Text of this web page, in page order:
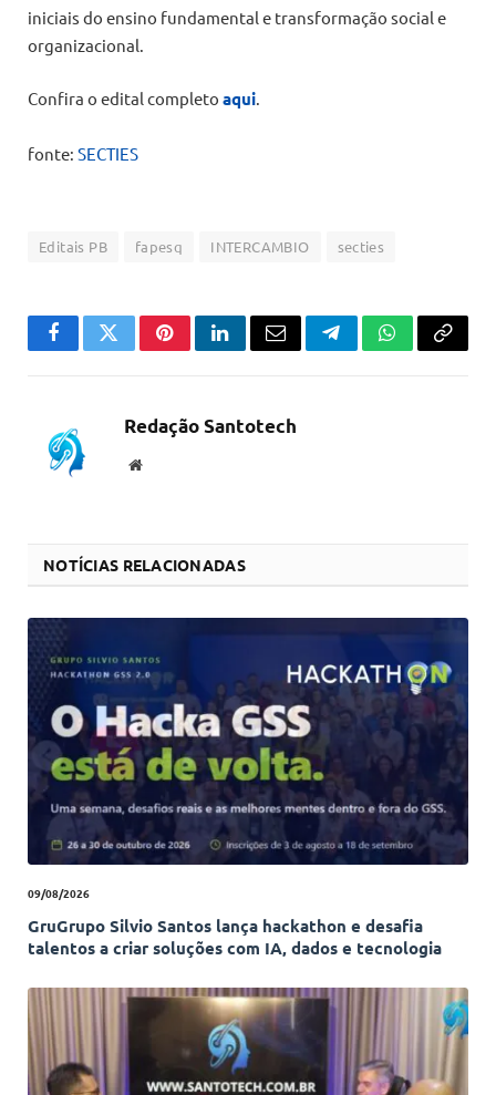
iniciais do ensino fundamental e transformação social e
organizacional.
Confira o edital completo aqui.
fonte: SECTIES
Editais PB fapesq INTERCAMBIO secties
FacebookTwitterPinterestLinkedInEmail TelegramWhatsApp
Copiar
Redação Santotech
Website
NOTÍCIAS RELACIONADAS
09/08/2026
GruGrupo Silvio Santos lança hackathon e desafia
talentos a criar soluções com IA, dados e tecnologia